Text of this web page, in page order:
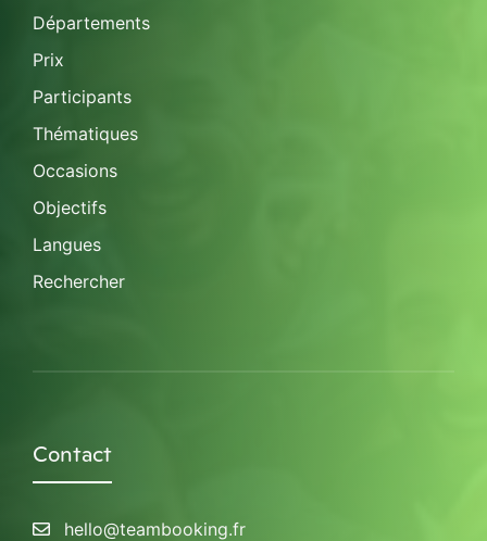
Départements
Prix
Participants
Thématiques
Occasions
Objectifs
Langues
Rechercher
Contact
hello@teambooking.fr